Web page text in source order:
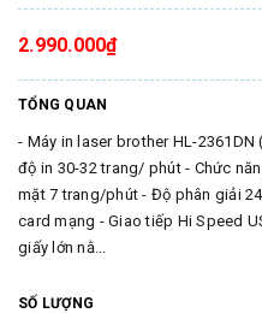
2.990.000₫
TỔNG QUAN
- Máy in laser brother HL-
độ in 30-32 trang/ phút - Chức
mặt 7 trang/phút - Độ phân giải
card mạng - Giao tiếp Hi Speed
giấy lớn nằ...
SỐ LƯỢNG